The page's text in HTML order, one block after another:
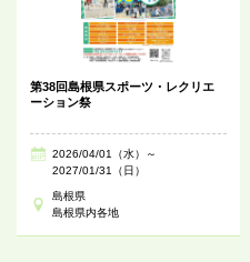
第38回島根県スポーツ・レクリエ
ーション祭
2026/04/01（水）～
2027/01/31（日）
島根県
島根県内各地